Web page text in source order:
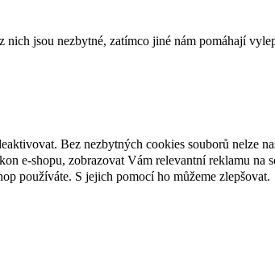
jsou nezbytné, zatímco jiné nám pomáhají
Bez nezbytných cookies souborů nelze
e-shopu, zobrazovat Vám relevantní reklamu na
používáte. S jejich pomocí ho můžeme zlepšovat.